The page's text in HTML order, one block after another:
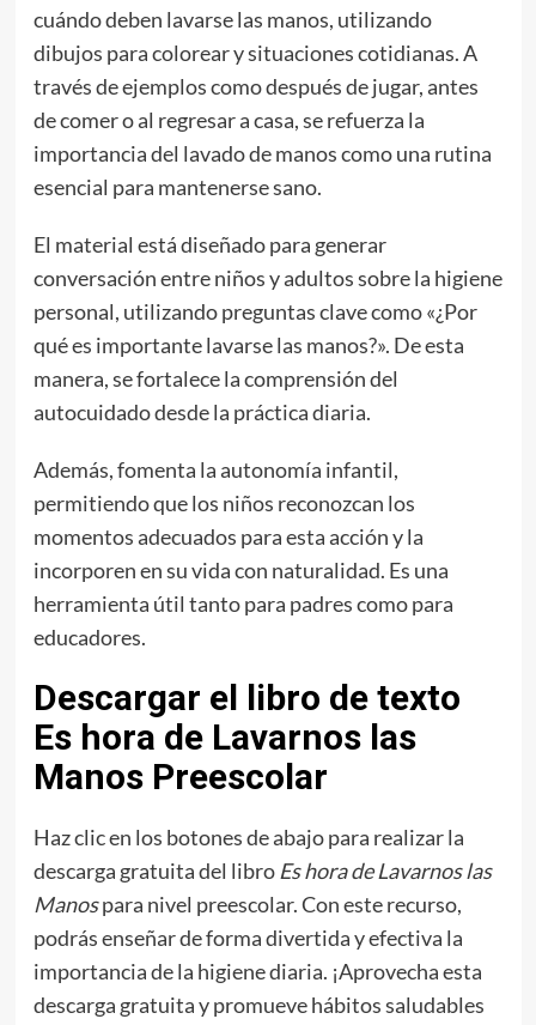
cuándo deben lavarse las manos, utilizando
dibujos para colorear y situaciones cotidianas. A
través de ejemplos como después de jugar, antes
de comer o al regresar a casa, se refuerza la
importancia del lavado de manos como una rutina
esencial para mantenerse sano.
El material está diseñado para generar
conversación entre niños y adultos sobre la higiene
personal, utilizando preguntas clave como «¿Por
qué es importante lavarse las manos?». De esta
manera, se fortalece la comprensión del
autocuidado desde la práctica diaria.
Además, fomenta la autonomía infantil,
permitiendo que los niños reconozcan los
momentos adecuados para esta acción y la
incorporen en su vida con naturalidad. Es una
herramienta útil tanto para padres como para
educadores.
Descargar el libro de texto
Es hora de Lavarnos las
Manos Preescolar
Haz clic en los botones de abajo para realizar la
descarga gratuita del libro Es hora de Lavarnos las
Manospara nivel preescolar. Con este recurso,
podrás enseñar de forma divertida y efectiva la
importancia de la higiene diaria. ¡Aprovecha esta
descarga gratuita y promueve hábitos saludables